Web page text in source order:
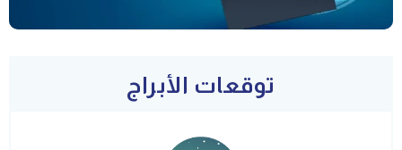
توقعات الأبراج